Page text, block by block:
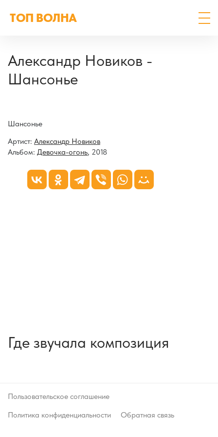
ТОП ВОЛНА
Александр Новиков -
Шансонье
Шансонье
Артист: Александр Новиков
Альбом: Девочка-огонь, 2018
Где звучала композиция
Пользовательское соглашение
Политика конфиденциальности
Обратная связь